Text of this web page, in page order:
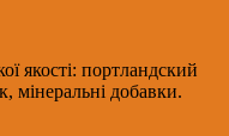
якості: портландский
мінеральні добавки.